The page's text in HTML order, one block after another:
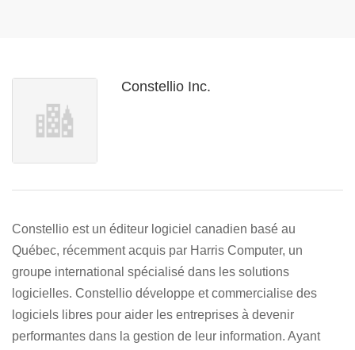
Constellio Inc.
Constellio est un éditeur logiciel canadien basé au
Québec, récemment acquis par Harris Computer, un
groupe international spécialisé dans les solutions
logicielles. Constellio développe et commercialise des
logiciels libres pour aider les entreprises à devenir
performantes dans la gestion de leur information. Ayant